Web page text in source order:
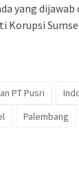
yang
Korupsi
PT Pusri
Palembang